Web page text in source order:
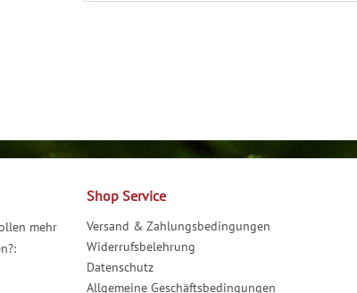
mehr
Shop Service
Versand & Zahlungsbedingungen
Widerrufsbelehrung
Datenschutz
Allgemeine Geschäftsbedingungen